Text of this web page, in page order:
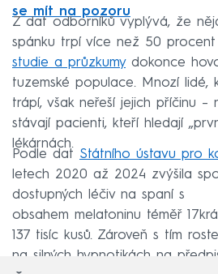
se mít na pozoru
Z dat odborníků vyplývá, že
spánku trpí více než 50 procent
studie a průzkumydokonce
tuzemské populace. Mnozí lidé,
trápí, však neřeší jejich příčinu –
stávají pacienti, kteří hledají
lékárnách.
Podle dat Státního ústavu pro
letech 2020 až 2024 zvýšila
dostupných léčiv na spaní s
obsahem melatoninu téměř
137 tisíc kusů. Zároveň s tím
na silných hypnotikách na